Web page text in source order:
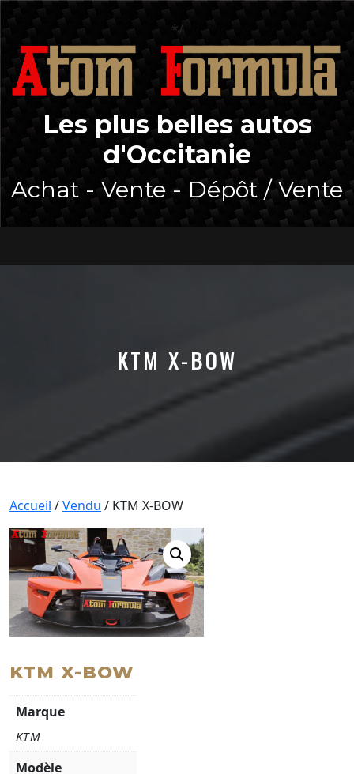
content
*/
Les plus belles autos
d'Occitanie
Achat - Vente - Dépôt / Vente
KTM X-BOW
Accueil /Vendu / KTM X-BOW
KTM X-BOW
Marque
KTM
Modèle